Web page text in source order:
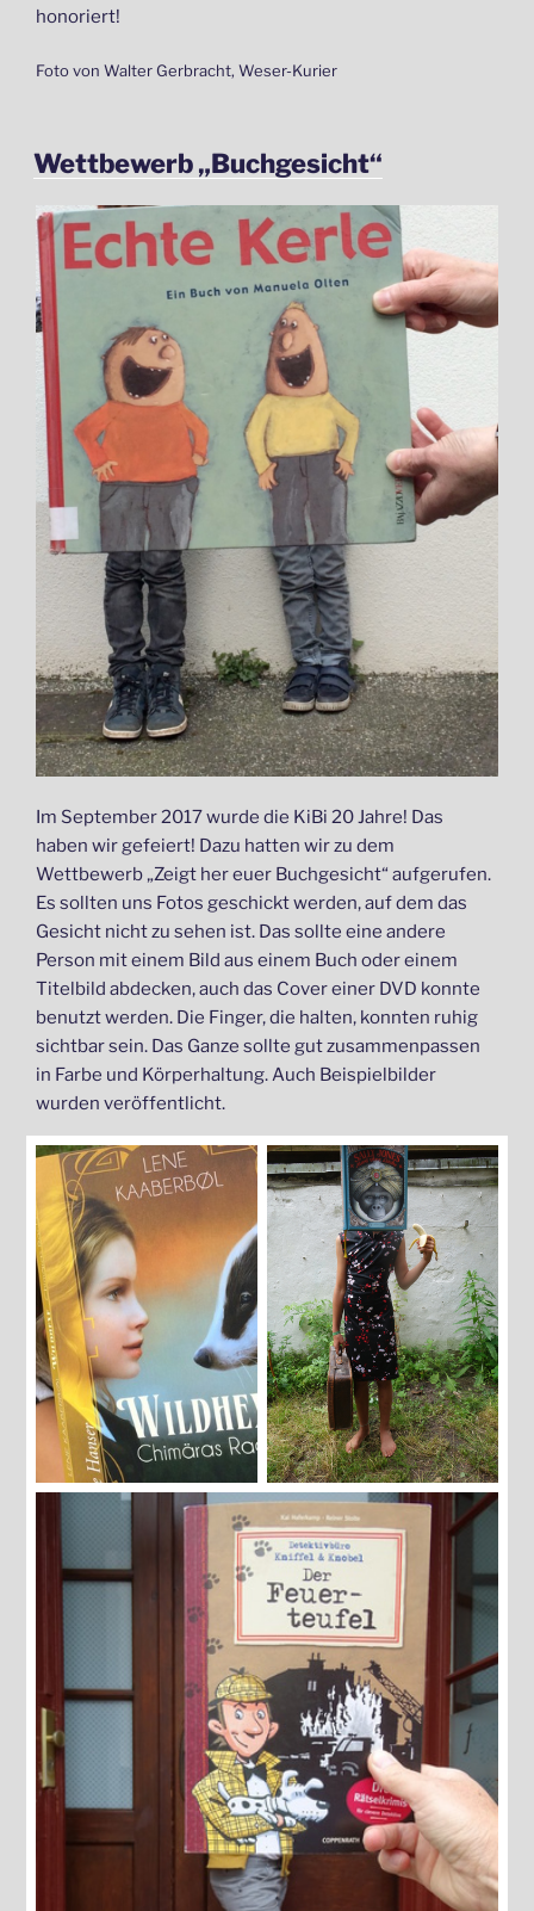
honoriert!
Foto von Walter Gerbracht, Weser-Kurier
VERÖFFENTLICHT
AM
Wettbewerb „Buchgesicht“
Im September 2017 wurde die KiBi 20 Jahre! Das
haben wir gefeiert! Dazu hatten wir zu dem
Wettbewerb „Zeigt her euer Buchgesicht“ aufgerufen.
Es sollten uns Fotos geschickt werden, auf dem das
Gesicht nicht zu sehen ist. Das sollte eine andere
Person mit einem Bild aus einem Buch oder einem
Titelbild abdecken, auch das Cover einer DVD konnte
benutzt werden. Die Finger, die halten, konnten ruhig
sichtbar sein. Das Ganze sollte gut zusammenpassen
in Farbe und Körperhaltung. Auch Beispielbilder
wurden veröffentlicht.